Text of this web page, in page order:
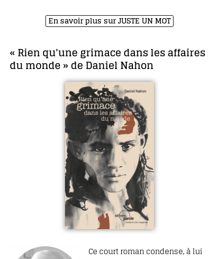
En savoir plus sur JUSTE UN MOT
« Rien qu'une grimace dans les affaires
du monde » de Daniel Nahon
Ce court roman condense, à lui